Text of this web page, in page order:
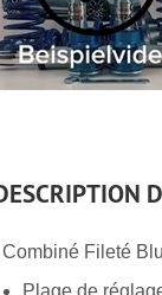
Combiné Fileté
Plage de